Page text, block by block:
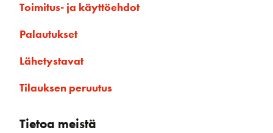
Toimitus- ja käyttöehdot
Palautukset
Lähetystavat
Tilauksen peruutus
Tietoa meistä